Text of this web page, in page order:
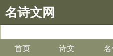
名诗文网
首页 诗文 名